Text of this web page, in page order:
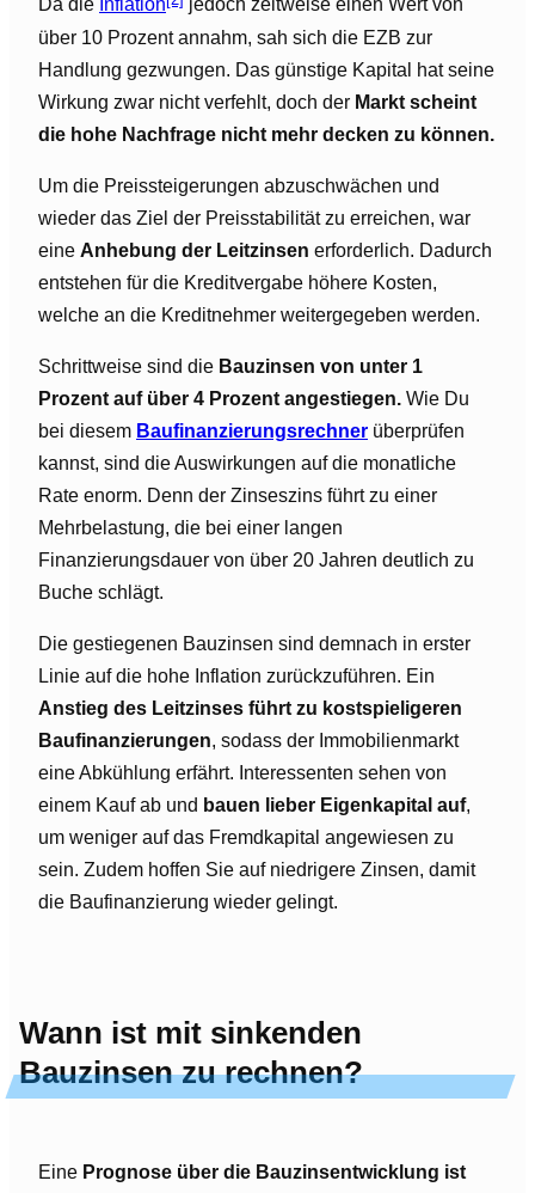
Da die Inflation
jedoch zeitweise einen Wert von
über 10 Prozent annahm, sah sich die EZB zur
Handlung gezwungen. Das günstige Kapital hat seine
Wirkung zwar nicht verfehlt, doch der Markt scheint
die hohe Nachfrage nicht mehr decken zu können.
Um die Preissteigerungen abzuschwächen und
wieder das Ziel der Preisstabilität zu erreichen, war
eine Anhebung der Leitzinsen erforderlich. Dadurch
entstehen für die Kreditvergabe höhere Kosten,
welche an die Kreditnehmer weitergegeben werden.
Schrittweise sind die Bauzinsen von unter 1
Prozent auf über 4 Prozent angestiegen. Wie Du
bei diesem Baufinanzierungsrechner überprüfen
kannst, sind die Auswirkungen auf die monatliche
Rate enorm. Denn der Zinseszins führt zu einer
Mehrbelastung, die bei einer langen
Finanzierungsdauer von über 20 Jahren deutlich zu
Buche schlägt.
Die gestiegenen Bauzinsen sind demnach in erster
Linie auf die hohe Inflation zurückzuführen. Ein
Anstieg des Leitzinses führt zu kostspieligeren
Baufinanzierungen, sodass der Immobilienmarkt
eine Abkühlung erfährt. Interessenten sehen von
einem Kauf ab und bauen lieber Eigenkapital auf,
um weniger auf das Fremdkapital angewiesen zu
sein. Zudem hoffen Sie auf niedrigere Zinsen, damit
die Baufinanzierung wieder gelingt.
Wann ist mit sinkenden
Bauzinsen zu rechnen?
Eine Prognose über die Bauzinsentwicklung ist